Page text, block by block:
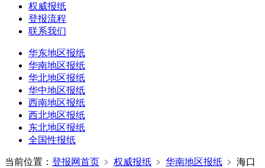
权威报纸
登报流程
联系我们
华东地区报纸
华南地区报纸
华北地区报纸
华中地区报纸
西南地区报纸
西北地区报纸
东北地区报纸
全国性报纸
当前位置： 登报网首页 ﹥ 权威报纸 ﹥ 华南地区报纸 ﹥ 海口